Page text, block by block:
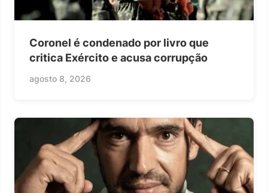
Coronel é condenado por livro que
critica Exército e acusa corrupção
agosto 8, 2026